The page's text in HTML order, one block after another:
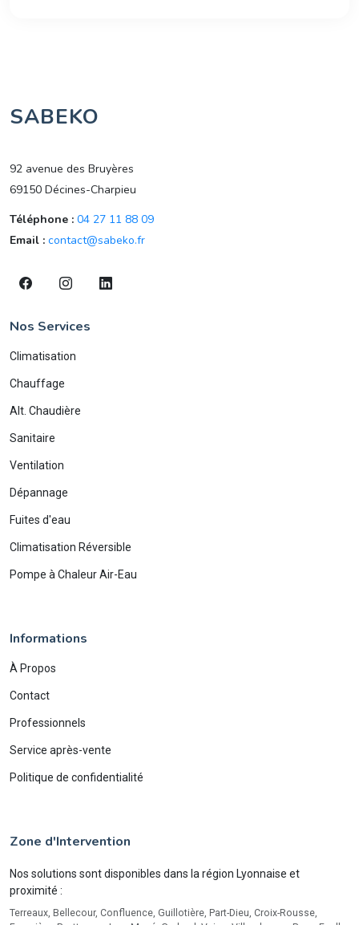
SABEKO
92 avenue des Bruyères
69150 Décines-Charpieu
Téléphone : 04 27 11 88 09
Email : contact@sabeko.fr
Nos Services
Climatisation
Chauffage
Alt. Chaudière
Sanitaire
Ventilation
Dépannage
Fuites d'eau
Climatisation Réversible
Pompe à Chaleur Air-Eau
Informations
À Propos
Contact
Professionnels
Service après-vente
Politique de confidentialité
Zone d'Intervention
Nos solutions sont disponibles dans la région Lyonnaise et
proximité :
Terreaux, Bellecour, Confluence, Guillotière, Part-Dieu, Croix-Rousse,